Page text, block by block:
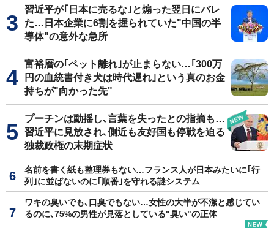
習近平が｢日本に売るな｣と煽った翌日にバレ
た…日本企業に6割を握られていた"中国の半
導体"の意外な急所
富裕層の｢ペット離れ｣が止まらない…｢300万
円の血統書付き犬は時代遅れ｣という真のお金
持ちが"向かった先"
プーチンは動揺し､言葉を失ったとの指摘も…
習近平に見放され､側近も友好国も停戦を迫る
独裁政権の末期症状
名前を書く紙も整理券もない…フランス人が日本みたいに｢行
列｣に並ばないのに｢順番｣を守れる謎システム
ワキの臭いでも､口臭でもない…女性の大半が不潔と感じてい
るのに､75%の男性が見落としている"臭い"の正体